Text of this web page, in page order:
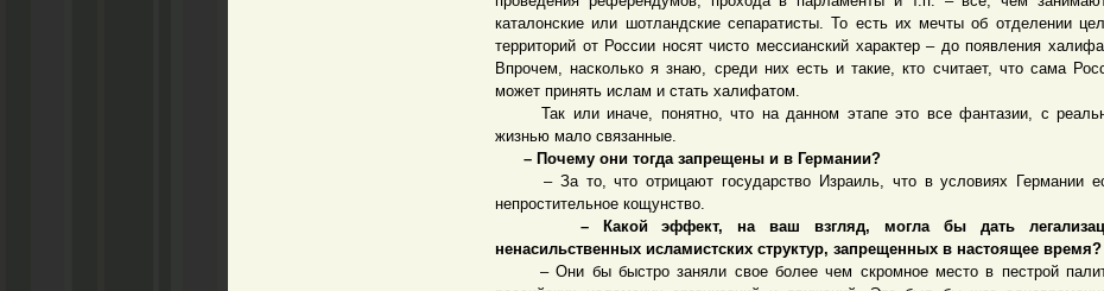
каталонские или шотландские сепаратисты. То есть их мечты об отделении
территорий от России носят чисто мессианский характер – до появления
Впрочем, насколько я знаю, среди них есть и такие, кто считает, что сама
может принять ислам и стать халифатом.
Так или иначе, понятно, что на данном этапе это все фантазии, с
жизнью мало связанные.
– Почему они тогда запрещены и в Германии?
– За то, что отрицают государство Израиль, что в условиях Германии
непростительное кощунство.
– Какой эффект, на ваш взгляд, могла бы дать
ненасильственных исламистских структур, запрещенных в настоящее время?
– Они бы быстро заняли свое более чем скромное место в пестрой